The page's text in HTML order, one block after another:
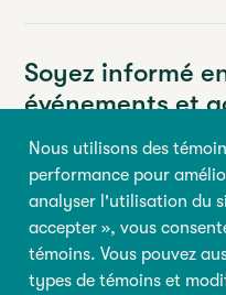
Nous utilisons des
performance pour
analyser l'utilisation du
accepter », vous
témoins. Vous pouvez
types de témoins et
Soyez informé
événements et
Votre adresse courriel
Prénom